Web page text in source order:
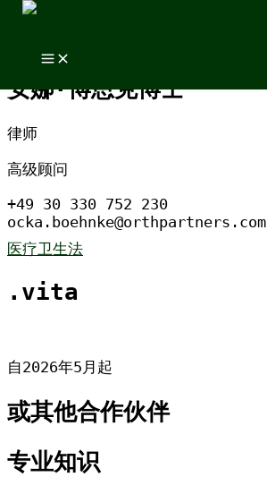
安娜·博恩克博士
律师
高级顾问
+49 30 330 752 230
ocka.boehnke@orthpartners.com
医疗卫生法
.vita
自2026年5月起
或其他合作伙伴
专业知识